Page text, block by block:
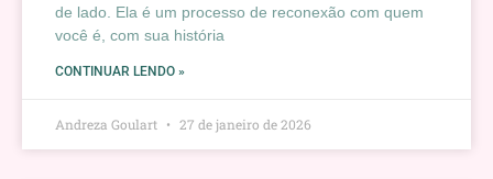
de lado. Ela é um processo de reconexão com quem
você é, com sua história
CONTINUAR LENDO »
Andreza Goulart 27 de janeiro de 2026